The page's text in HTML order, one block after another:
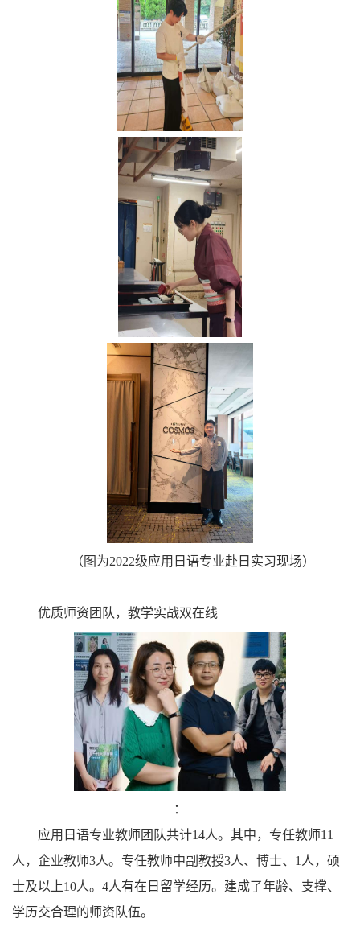
（图为2022级应用日语专业赴日实习现场）
优质师资团队，教学实战双在线
：
应用日语专业教师团队共计14人。其中，专任教师11
人，企业教师3人。专任教师中副教授3人、博士、1人，硕
士及以上10人。4人有在日留学经历。建成了年龄、支撑、
学历交合理的师资队伍。